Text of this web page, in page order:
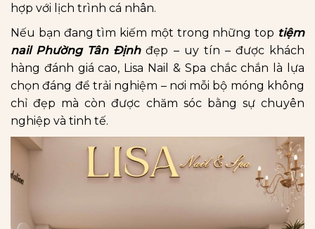
hợp với lịch trình cá nhân.
Nếu bạn đang tìm kiếm một trong những top tiệm
nail Phường Tân Địnhđẹp – uy tín – được khách
hàng đánh giá cao, Lisa Nail & Spa chắc chắn là lựa
chọn đáng để trải nghiệm – nơi mỗi bộ móng không
chỉ đẹp mà còn được chăm sóc bằng sự chuyên
nghiệp và tinh tế.